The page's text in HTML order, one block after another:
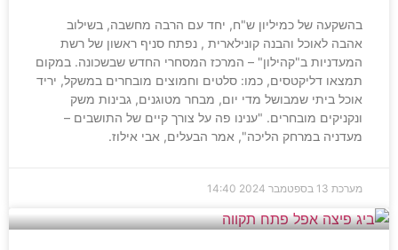
בהשקעה של כמיליון ש"ח, יחד עם הרבה מחשבה, בשילוב
אהבה לאוכל והבנה קונילארית , נפתח סניף ראשון של רשת
המעדניות ב"קהילון" – המרכז המסחרי החדש שבשכונה. במקום
תמצאו דליקטסים, כמו: סלטים וחמוצים מובחרים במשקל, יריד
אוכל ביתי שמבושל מדי יום, מבחר מטוגנים, גבינות משק
ונקניקים מובחרים. "ענינו פה על צורך קיים של התושבים –
מעדניה במרחק הליכה", אמר הבעלים, אבי אילוז.
מערכת 13 בספטמבר 2024 14:40